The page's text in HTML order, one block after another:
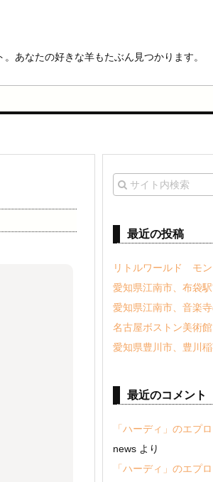
あなたの好きな羊もたぶん見つかります。
最近の投稿
リトルワールド モン
愛知県江南市、布袋駅
愛知県江南市、音楽寺
名古屋ボストン美術
愛知県豊川市、豊川稲
最近のコメント
「ハーディ」のエプ
news より
「ハーディ」のエプ